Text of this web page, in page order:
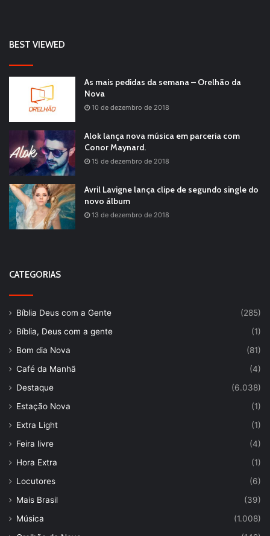
BEST VIEWED
As mais pedidas da semana – Orelhão da
Nova
10 de dezembro de 2018
Alok lança nova música em parceria com
Conor Maynard.
15 de dezembro de 2018
Avril Lavigne lança clipe de segundo single do
novo álbum
13 de dezembro de 2018
CATEGORIAS
Bíblia Deus com a Gente
(285)
Bíblia, Deus com a gente
(1)
Bom dia Nova
(81)
Café da Manhã
(4)
Destaque
(6.038)
Estação Nova
(1)
Extra Light
(1)
Feira livre
(4)
Hora Extra
(1)
Locutores
(6)
Mais Brasil
(39)
Música
(1.008)